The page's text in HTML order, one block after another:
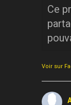
Ce
Voir sur